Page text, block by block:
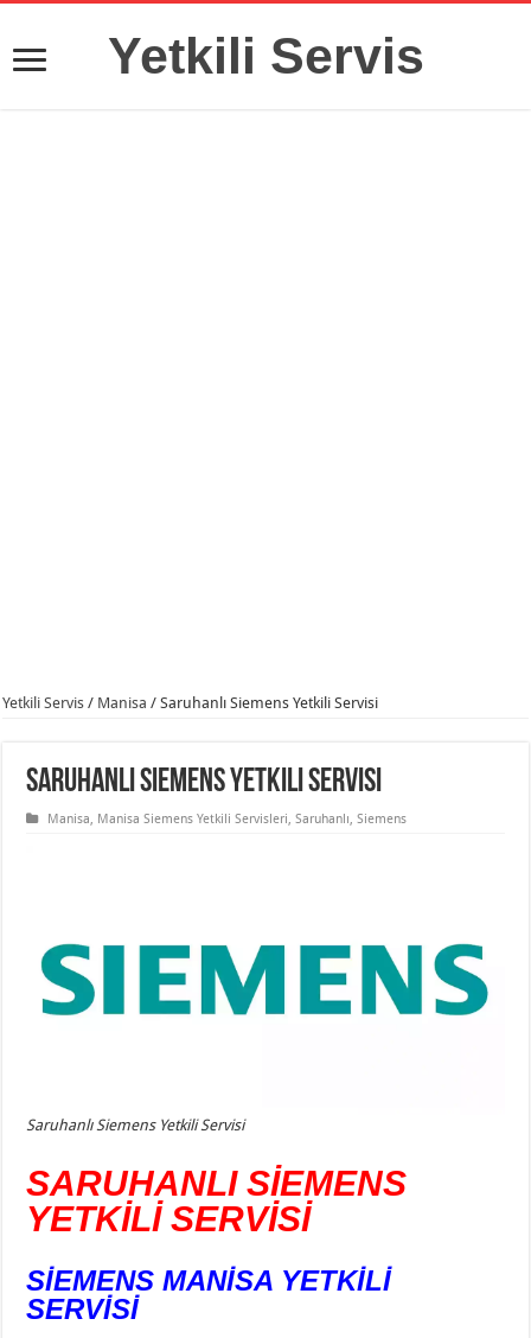
Yetkili Servis
Yetkili Servis / Manisa / Saruhanlı Siemens Yetkili Servisi
Saruhanlı Siemens Yetkili Servisi
Manisa, Manisa Siemens Yetkili Servisleri,Saruhanlı,Siemens
Saruhanlı Siemens Yetkili Servisi
SARUHANLI SİEMENS
YETKİLİ SERVİSİ
SİEMENS MANİSA YETKİLİ
SERVİSİ